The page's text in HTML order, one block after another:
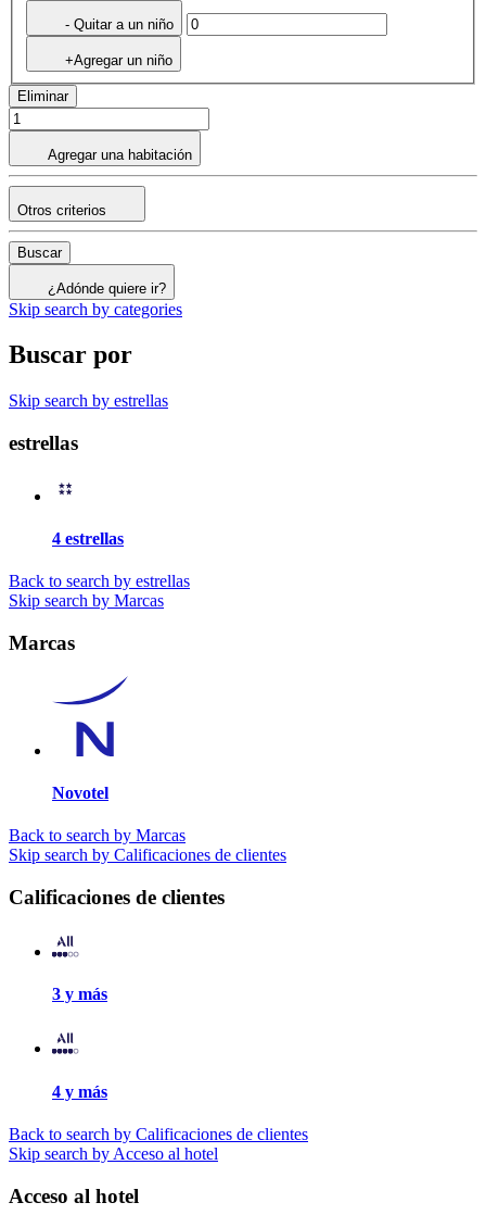
- Quitar a un niño
+Agregar un niño
Eliminar
Agregar una habitación
Otros criterios
Buscar
¿Adónde quiere ir?
Skip search by categories
Buscar por
Skip search by estrellas
estrellas
4 estrellas
Back to search by estrellas
Skip search by Marcas
Marcas
Novotel
Back to search by Marcas
Skip search by Calificaciones de clientes
Calificaciones de clientes
3 y más
4 y más
Back to search by Calificaciones de clientes
Skip search by Acceso al hotel
Acceso al hotel